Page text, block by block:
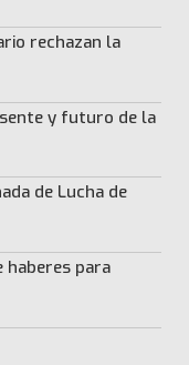
rechazan la
y futuro de la
de Lucha de
haberes para